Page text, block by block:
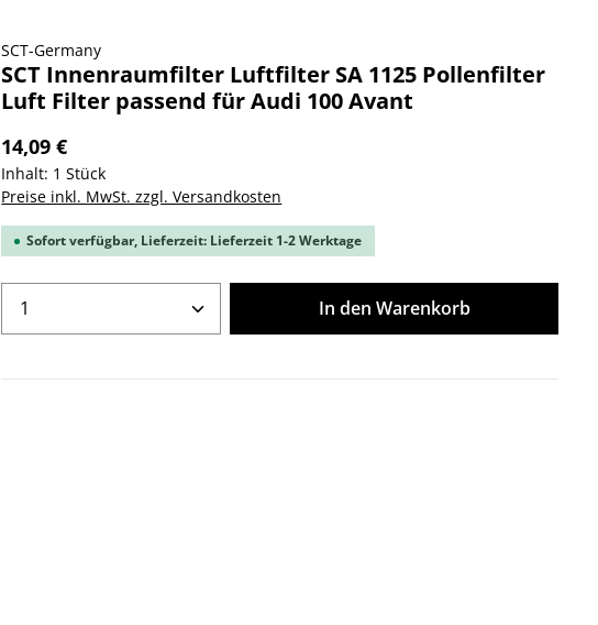
SCT-Germany
SCT Innenraumfilter Luftfilter SA 1125 Pollenfilter
Luft Filter passend für Audi 100 Avant
14,09 €
Inhalt: 1 Stück
Preise inkl. MwSt. zzgl. Versandkosten
Sofort verfügbar, Lieferzeit: Lieferzeit 1-2 Werktage
Produkt Anzahl: Gib den gewünschten Wert
In den Warenkorb